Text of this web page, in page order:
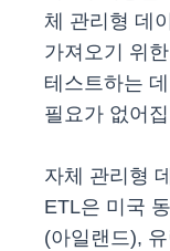
체 관리형 데
가져오기 위
테스트하는
필요가 없어
자체 관리형
ETL은 미국
(아일랜드),